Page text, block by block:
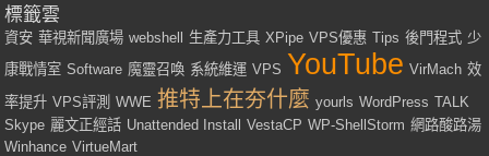
標籤雲
資安 華視新聞廣場 webshell 生產力工具 XPipe VPS優惠 Tips 後門程式 少
康戰情室 Software 魔靈召喚 系統維運 VPS YouTube VirMach 效
率提升 VPS評測 WWE 推特上在夯什麼 yourls WordPress TALK
Skype 麗文正經話 Unattended Install VestaCP WP-ShellStorm 網路酸路湯
Winhance VirtueMart